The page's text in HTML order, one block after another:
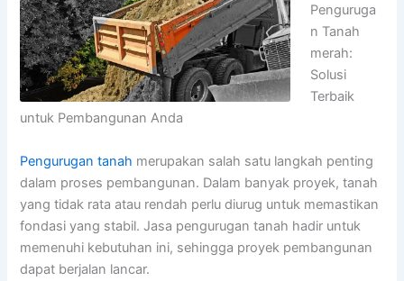
Penguruga
n Tanah
merah:
Solusi
Terbaik
untuk Pembangunan Anda
Pengurugan tanah merupakan salah satu langkah penting
dalam proses pembangunan. Dalam banyak proyek, tanah
yang tidak rata atau rendah perlu diurug untuk memastikan
fondasi yang stabil. Jasa pengurugan tanah hadir untuk
memenuhi kebutuhan ini, sehingga proyek pembangunan
dapat berjalan lancar.